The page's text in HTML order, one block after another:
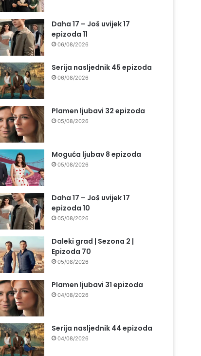
Daha 17 – Još uvijek 17
epizoda 11
06/08/2026
Serija nasljednik 45 epizoda
06/08/2026
Plamen ljubavi 32 epizoda
05/08/2026
Moguća ljubav 8 epizoda
05/08/2026
Daha 17 – Još uvijek 17
epizoda 10
05/08/2026
Daleki grad | Sezona 2 |
Epizoda 70
05/08/2026
Plamen ljubavi 31 epizoda
04/08/2026
Serija nasljednik 44 epizoda
04/08/2026